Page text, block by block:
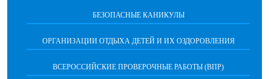
БЕЗОПАСНЫЕ КАНИКУЛЫ
ОРГАНИЗАЦИИ ОТДЫХА ДЕТЕЙ И ИХ ОЗДОРОВЛЕНИЯ
ВСЕРОССИЙСКИЕ ПРОВЕРОЧНЫЕ РАБОТЫ (ВПР)